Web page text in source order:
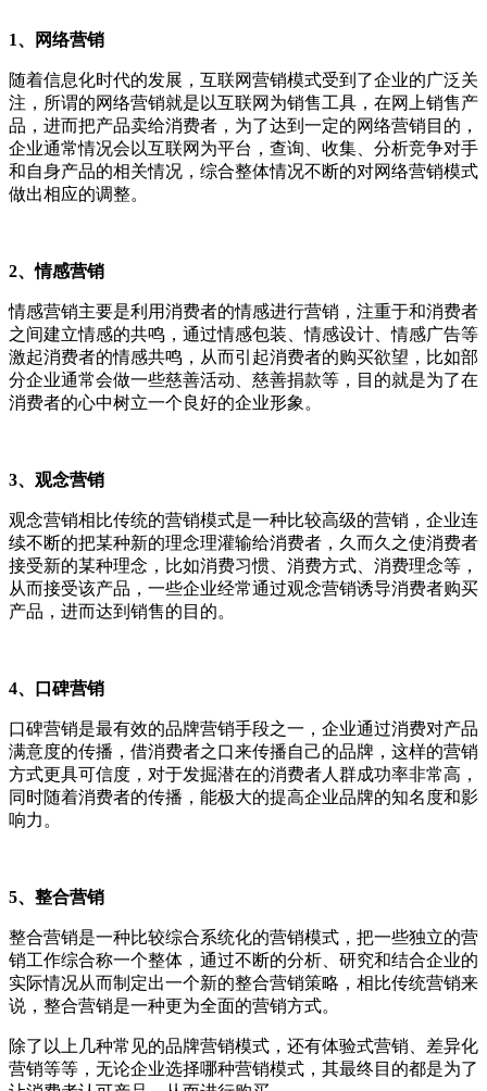
1、网络营销
随着信息化时代的发展，互联网营销模式受到了企业的广泛关
注，所谓的网络营销就是以互联网为销售工具，在网上销售产
品，进而把产品卖给消费者，为了达到一定的网络营销目的，
企业通常情况会以互联网为平台，查询、收集、分析竞争对手
和自身产品的相关情况，综合整体情况不断的对网络营销模式
做出相应的调整。
2、情感营销
情感营销主要是利用消费者的情感进行营销，注重于和消费者
之间建立情感的共鸣，通过情感包装、情感设计、情感广告等
激起消费者的情感共鸣，从而引起消费者的购买欲望，比如部
分企业通常会做一些慈善活动、慈善捐款等，目的就是为了在
消费者的心中树立一个良好的企业形象。
3、观念营销
观念营销相比传统的营销模式是一种比较高级的营销，企业连
续不断的把某种新的理念理灌输给消费者，久而久之使消费者
接受新的某种理念，比如消费习惯、消费方式、消费理念等，
从而接受该产品，一些企业经常通过观念营销诱导消费者购买
产品，进而达到销售的目的。
4、口碑营销
口碑营销是最有效的品牌营销手段之一，企业通过消费对产品
满意度的传播，借消费者之口来传播自己的品牌，这样的营销
方式更具可信度，对于发掘潜在的消费者人群成功率非常高，
同时随着消费者的传播，能极大的提高企业品牌的知名度和影
响力。
5、整合营销
整合营销是一种比较综合系统化的营销模式，把一些独立的营
销工作综合称一个整体，通过不断的分析、研究和结合企业的
实际情况从而制定出一个新的整合营销策略，相比传统营销来
说，整合营销是一种更为全面的营销方式。
除了以上几种常见的品牌营销模式，还有体验式营销、差异化
营销等等，无论企业选择哪种营销模式，其最终目的都是为了